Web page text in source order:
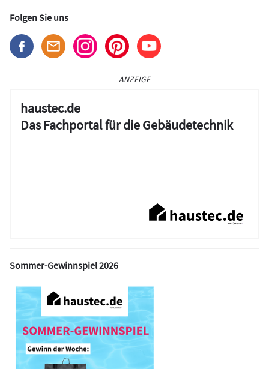
Folgen Sie uns
ANZEIGE
haustec.de
Das Fachportal für die Gebäudetechnik
Sommer-Gewinnspiel 2026